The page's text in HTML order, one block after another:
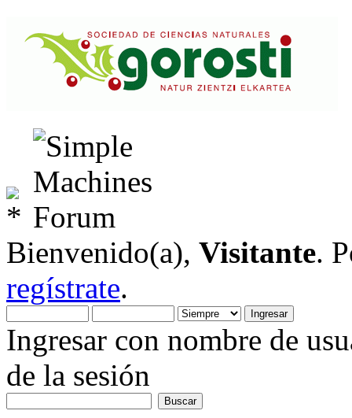
Bienvenido(a), Visitante.
regístrate.
Ingresar con nombre de
de la sesión